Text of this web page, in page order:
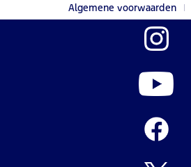
Algemene voorwaarden